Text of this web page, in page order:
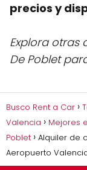
precios y
Explora otras
De Poblet
Busco Rent a Car
Valencia
Mejores
Poblet
Alquiler de
Aeropuerto